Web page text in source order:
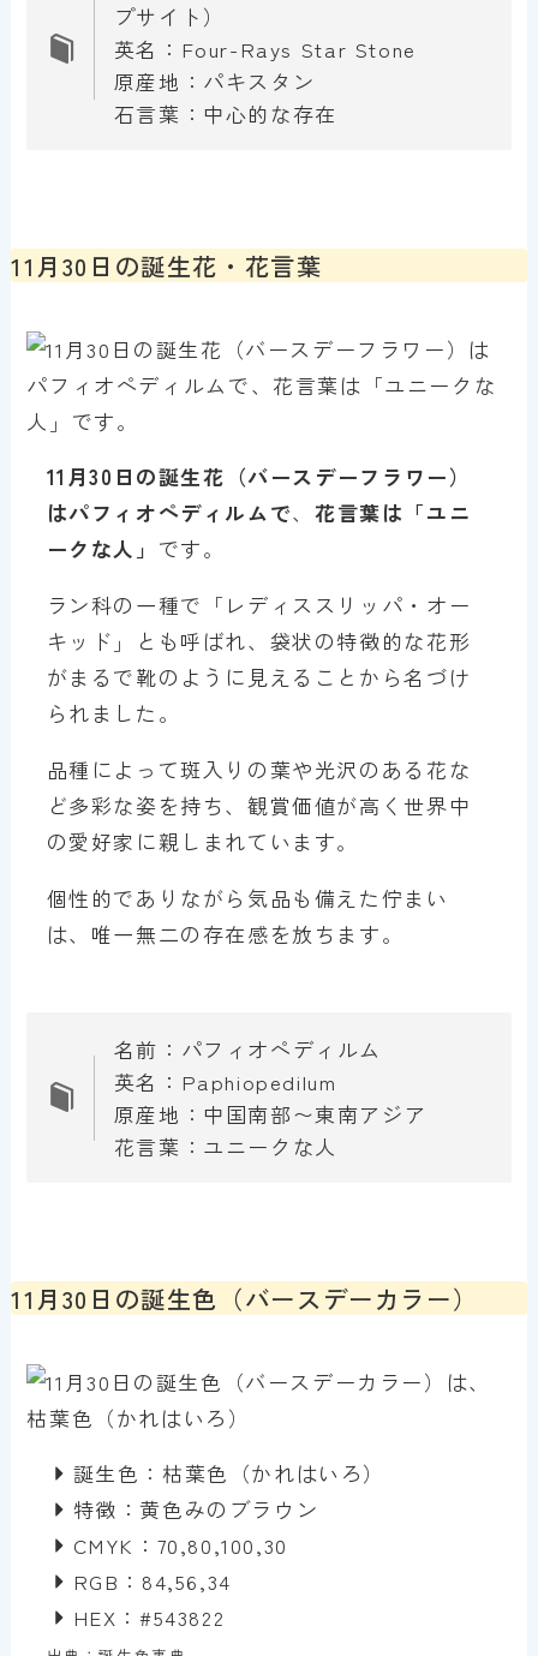
プサイト）
英名：Four-Rays Star Stone
原産地：パキスタン
石言葉：中心的な存在
11月30日の誕生花・花言葉
11月30 日の誕生花（バースデーフラワー）
はパフィオペディルムで、 花言葉は「ユニ
ークな人 」 です。
ラン科の一種で「レディススリッパ・オー
キッド」とも呼ばれ、袋状の特徴的な花形
がまるで靴のように見えることから名づけ
られました。
品種によって斑入りの葉や光沢のある花な
ど多彩な姿を持ち、観賞価値が高く世界中
の愛好家に親しまれています。
個性的でありながら気品も備えた佇まい
は、唯一無二の存在感を放ちます。
名前：パフィオペディルム
英名：Paphiopedilum
原産地：中国南部〜東南アジア
花言葉：ユニークな人
11月30日の誕生色（バースデーカラー）
誕生色：枯葉色（かれはいろ）
特徴：黄色みのブラウン
CMYK：70,80,100,30
RGB：84,56,34
HEX：#543822